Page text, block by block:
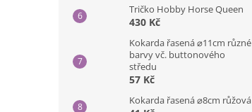
Tričko Hobby Horse Queen
430 Kč
Kokarda řasená ⌀11cm různé
barvy vč. buttonového
středu
57 Kč
Kokarda řasená ⌀8cm růžová